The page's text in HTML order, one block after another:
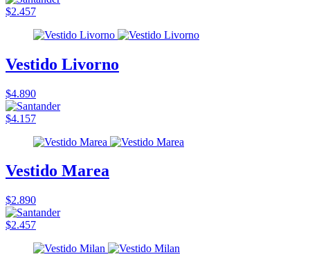
$2.457
Vestido Livorno
$4.890
$4.157
Vestido Marea
$2.890
$2.457